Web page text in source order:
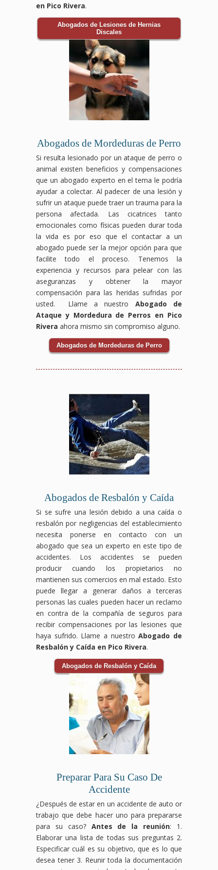
en Pico Rivera.
Abogados de Lesiones de Hernias
Discales
Abogados de Mordeduras de Perro
Si resulta lesionado por un ataque de perro o
animal existen beneficios y compensaciones
que un abogado experto en el tema le podría
ayudar a colectar. Al padecer de una lesión y
sufrir un ataque puede traer un trauma para la
persona afectada. Las cicatrices tanto
emocionales como físicas pueden durar toda
la vida es por eso que el contactar a un
abogado puede ser la mejor opción para que
facilite todo el proceso. Tenemos la
experiencia y recursos para pelear con las
aseguranzas y obtener la mayor
compensación para las heridas sufridas por
usted. Llame a nuestro Abogado de
Ataque y Mordedura de Perros en Pico
Rivera ahora mismo sin compromiso alguno.
Abogados de Mordeduras de Perro
Abogados de Resbalón y Caída
Si se sufre una lesión debido a una caída o
resbalón por negligencias del establecimiento
necesita ponerse en contacto con un
abogado que sea un experto en este tipo de
accidentes. Los accidentes se pueden
producir cuando los propietarios no
mantienen sus comercios en mal estado. Esto
puede llegar a generar daños a terceras
personas las cuales pueden hacer un reclamo
en contra de la compañía de seguros para
recibir compensaciones por las lesiones que
haya sufrido. Llame a nuestroAbogado de
Resbalón y Caída en Pico Rivera.
Abogados de Resbalón y Caída
Preparar Para Su Caso De
Accidente
¿Después de estar en un accidente de auto or
trabajo que debe hacer uno para prepararse
para su caso? Antes de la reunión: 1.
Elaborar una lista de todas sus preguntas 2.
Especificar cuál es su objetivo, que es lo que
desea tener 3. Reunir toda la documentación